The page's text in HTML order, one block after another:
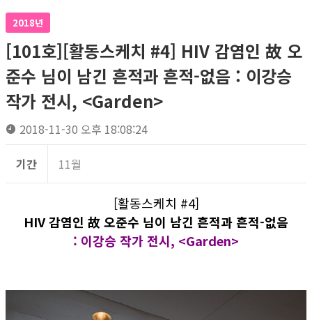
2018년
[101호][활동스케치 #4] HIV 감염인 故 오
준수 님이 남긴 흔적과 흔적-없음 : 이강승
작가 전시, <Garden>
2018-11-30 오후 18:08:24
기간 11월
[활동스케치 #4]
HIV 감염인 故 오준수 님이 남긴 흔적과 흔적-없음
: 이강승 작가 전시, <Garden>